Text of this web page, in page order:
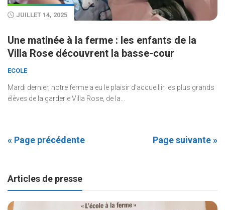
JUILLET 14, 2025
Une matinée à la ferme : les enfants de la
Villa Rose découvrent la basse-cour
ECOLE
Mardi dernier, notre ferme a eu le plaisir d’accueillir les plus grands
élèves de la garderie Villa Rose, de la...
« Page précédente Page suivante »
Articles de presse